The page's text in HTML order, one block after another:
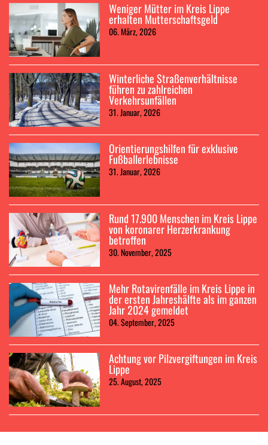
Weniger Mütter im Kreis Lippe
erhalten Mutterschaftsgeld
06. März, 2026
Winterliche Straßenverhältnisse
führen zu zahlreichen
Verkehrsunfällen
31. Januar, 2026
Orientierungshilfen für exklusive
Fußballerlebnisse
31. Januar, 2026
Rund 17.900 Menschen im Kreis Lippe
von koronarer Herzerkrankung
betroffen
30. November, 2025
Mehr Rotavirenfälle im Kreis Lippe in
der ersten Jahreshälfte als im ganzen
Jahr 2024 gemeldet
04. September, 2025
Achtung vor Pilzvergiftungen im Kreis
Lippe
25. August, 2025